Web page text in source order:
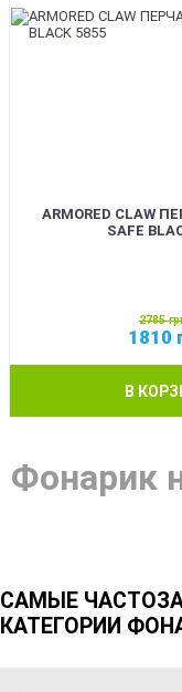
ARMORED CLAW
SAFE
2785
1810
В
Фонарик
САМЫЕ
КАТЕГОРИИ